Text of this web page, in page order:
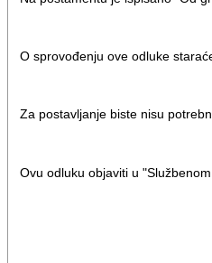
O sprovođenju ove odluke
Za postavljanje biste nisu
Ovu odluku objaviti u